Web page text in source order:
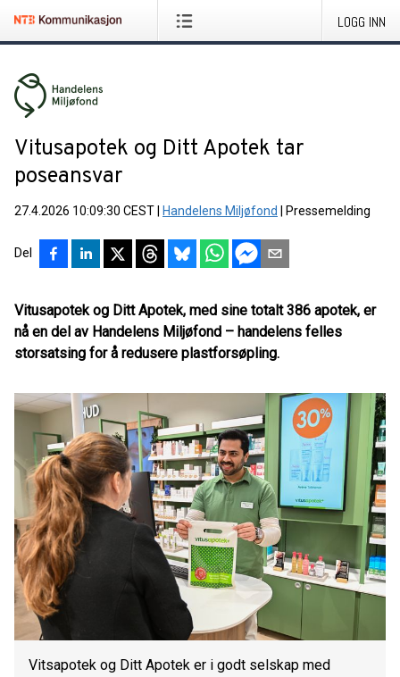
LOGG INN
Vitusapotek og Ditt Apotek tar
poseansvar
27.4.2026 10:09:30 CEST Handelens Miljøfond Pressemelding
Del
Vitusapotek og Ditt Apotek, med sine totalt 386 apotek, er
nå en del av Handelens Miljøfond – handelens felles
storsatsing for å redusere plastforsøpling.
Vitsapotek og Ditt Apotek er i godt selskap med